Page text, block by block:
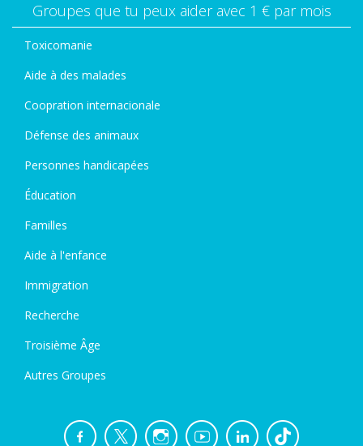
Groupes que tu peux aider avec 1 € par mois
Toxicomanie
Aide à des malades
Coopration internacionale
Défense des animaux
Personnes handicapées
Éducation
Familles
Aide à l'enfance
Immigration
Recherche
Troisième Âge
Autres Groupes